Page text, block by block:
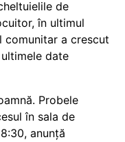
de
în ultimul
comunitar a crescut
date
Probele
în sala de
anunță